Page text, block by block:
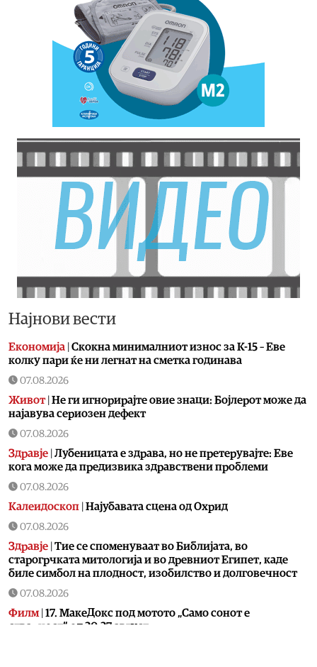
Најнови вести
Економија Скокна минималниот износ за К-15 – Еве
колку пари ќе ни легнат на сметка годинава
07.08.2026
Живот| Не ги игнорирајте овие знаци: Бојлерот може да
најавува сериозен дефект
07.08.2026
Здравје Лубеницата е здрава, но не претерувајте: Еве
кога може да предизвика здравствени проблеми
07.08.2026
Калеидоскоп Најубавата сцена од Охрид
07.08.2026
Здравје Тие се споменуваат во Библијата, во
старогрчката митологија и во древниот Египет, каде
биле симбол на плодност, изобилство и долговечност
07.08.2026
Филм 17. МакеДокс под мотото „Само сонот е
стварност“ од 20-27 август